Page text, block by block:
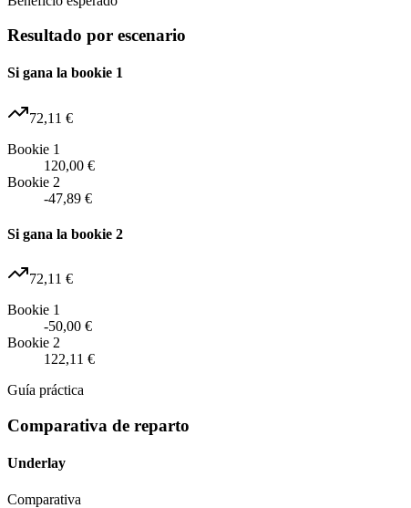
Resultado por escenario
Si gana la bookie 1
72,11 €
Bookie 1
120,00 €
Bookie 2
-47,89 €
Si gana la bookie 2
72,11 €
Bookie 1
-50,00 €
Bookie 2
122,11 €
Guía práctica
Comparativa de reparto
Underlay
Comparativa